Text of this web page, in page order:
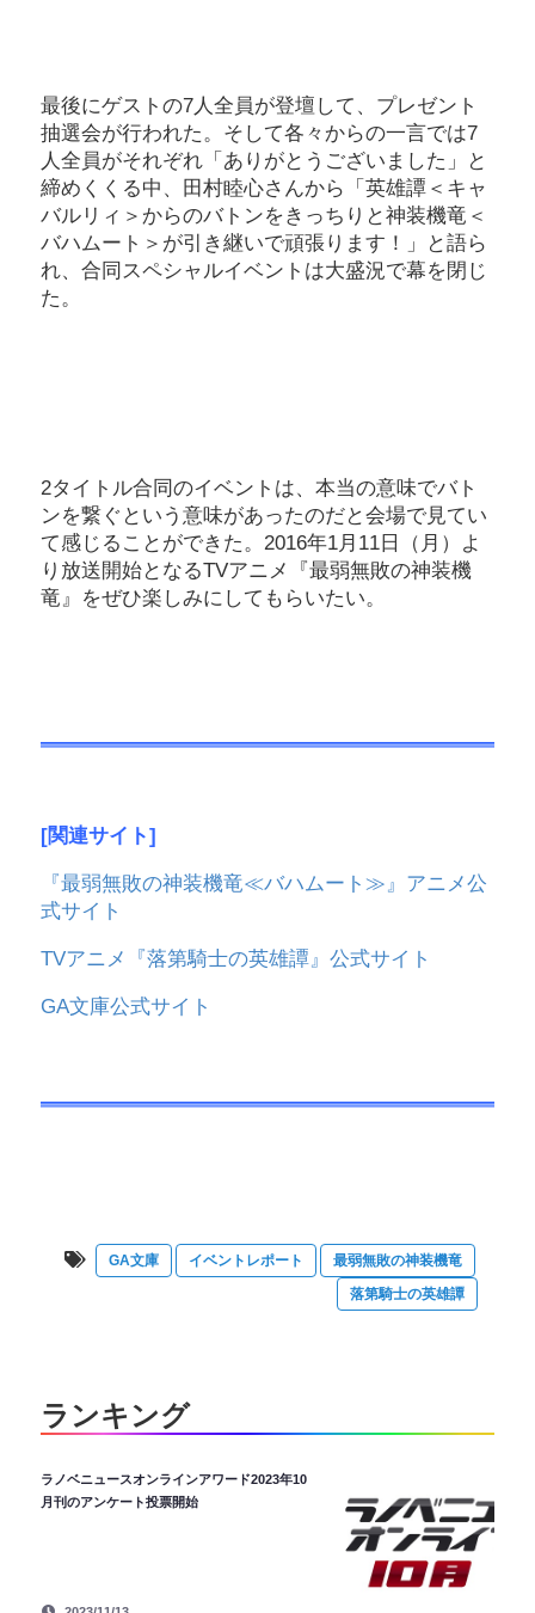
最後にゲストの7人全員が登壇して、プレゼント
抽選会が行われた。そして各々からの一言では7
人全員がそれぞれ「ありがとうございました」と
締めくくる中、田村睦心さんから「英雄譚＜キャ
バルリィ＞からのバトンをきっちりと神装機竜＜
バハムート＞が引き継いで頑張ります！」と語ら
れ、合同スペシャルイベントは大盛況で幕を閉じ
た。
2タイトル合同のイベントは、本当の意味でバト
ンを繋ぐという意味があったのだと会場で見てい
て感じることができた。2016年1月11日（月）よ
り放送開始となるTVアニメ『最弱無敗の神装機
竜』をぜひ楽しみにしてもらいたい。
[関連サイト]
『最弱無敗の神装機竜≪バハムート≫』アニメ公
式サイト
TVアニメ『落第騎士の英雄譚』公式サイト
GA文庫公式サイト
GA文庫 イベントレポート
最弱無敗の神装機竜
落第騎士の英雄譚
ランキング
ラノベニュースオンラインアワード2023年10
月刊のアンケート投票開始